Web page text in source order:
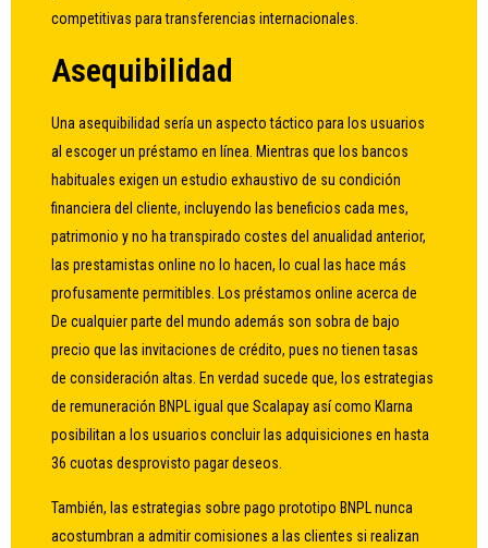
competitivas para transferencias internacionales.
Asequibilidad
Una asequibilidad serí­a un aspecto táctico para los usuarios
al escoger un préstamo en línea. Mientras que los bancos
habituales exigen un estudio exhaustivo de su condición
financiera del cliente, incluyendo las beneficios cada mes,
patrimonio y no ha transpirado costes del anualidad anterior,
las prestamistas online no lo hacen, lo cual las hace más
profusamente permitibles. Los préstamos online acerca de
De cualquier parte del mundo además son sobra de bajo
precio que las invitaciones de crédito, pues no tienen tasas
de consideración altas. En verdad sucede que, los estrategias
de remuneración BNPL igual que Scalapay así­ como Klarna
posibilitan a los usuarios concluir las adquisiciones en hasta
36 cuotas desprovisto pagar deseos.
También, las estrategias sobre pago prototipo BNPL nunca
acostumbran a admitir comisiones a las clientes si realizan